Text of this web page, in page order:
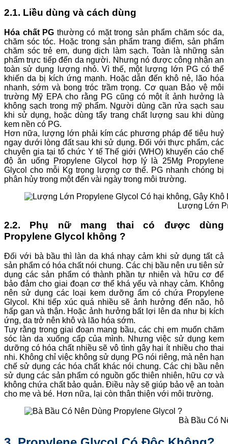
2.1. Liều dùng và cách dùng
Hóa chất PG thường có mặt trong sản phẩm chăm sóc da,
chăm sóc tóc. Hoặc trong sản phẩm trang điểm, sản phẩm
chăm sóc trẻ em, dung dịch làm sạch. Toàn là những sản
phẩm trực tiếp đến da người. Nhưng nó được công nhận an
toàn sử dụng lượng nhỏ. Vì thế, một lượng lớn PG có thể
khiến da bị kích ứng mạnh. Hoặc dẫn đến khô nẻ, lão hóa
nhanh, sớm và bong tróc trầm trọng. Cơ quan Bảo vệ môi
trường Mỹ EPA cho rằng PG cũng có một ít ảnh hưởng là
không sạch trong mỹ phẩm. Người dùng cần rửa sạch sau
khi sử dụng, hoặc dùng tẩy trang chất lượng sau khi dùng
kem nền có PG.
Hơn nữa, lượng lớn phải kím các phương pháp để tiêu huỷ
ngay dưới lòng đất sau khi sử dụng. Đối với thực phẩm, các
chuyên gia tại tổ chức Y tế Thế giới (WHO) khuyến cáo chế
độ ăn uống Propylene Glycol hợp lý là 25Mg Propylene
Glycol cho mỗi Kg trọng lượng cơ thể. PG nhanh chóng bị
phân hủy trong một đến vài ngày trong môi trường.
Lượng Lớn
2.2. Phụ nữ mang thai có được dùng
Propylene Glycol không ?
Đối với bà bầu thì làn da khá nhạy cảm khi sử dụng tất cả
sản phẩm có hóa chất nói chung. Các chị bầu nên ưu tiên sử
dụng các sản phẩm có thành phần tự nhiên và hữu cơ để
bảo đảm cho giai đoạn cơ thể khá yếu và nhạy cảm. Không
nên sử dụng các loại kem dưỡng ẩm có chứa Propylene
Glycol. Khi tiếp xúc quá nhiều sẽ ảnh hưởng đến não, hô
hấp gan và thận. Hoặc ảnh hưởng bất lợi lên da như bị kích
ứng, da trở nên khô và lão hóa sớm.
Tuy rằng trong giai đoạn mang bầu, các chị em muốn chăm
sóc làn da xuống cấp của mình. Nhưng việc sử dụng kem
dưỡng có hóa chất nhiều sẽ vô tình gây hại ít nhiều cho thai
nhi. Không chỉ việc không sử dụng PG nói riêng, mà nên hạn
chế sử dụng các hóa chất khác nói chung. Các chị bầu nên
sử dụng các sản phẩm có nguồn gốc thiên nhiên, hữu cơ và
không chứa chất bảo quản. Điều này sẽ giúp bảo vệ an toàn
cho mẹ và bé. Hơn nữa, lại còn thân thiện với môi trường.
Bà Bầu Có